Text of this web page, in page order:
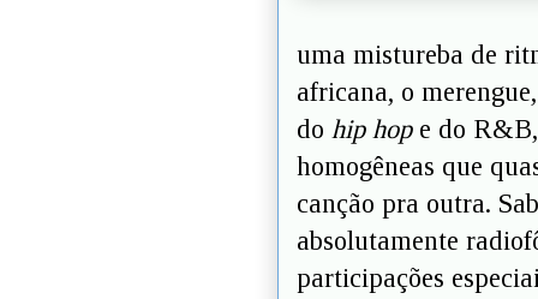
uma mistureba de
africana, o
do hip hope do R&B,
homogêneas que
canção pra outra.
absolutamente
participações